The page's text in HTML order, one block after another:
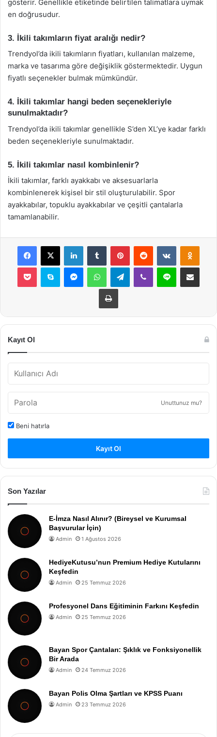
gösterir. Genellikle etiketinde belirtilen talimatlara uymak
en doğrusudur.
3. İkili takımların fiyat aralığı nedir?
Trendyol’da ikili takımların fiyatları, kullanılan malzeme,
marka ve tasarıma göre değişiklik göstermektedir. Uygun
fiyatlı seçenekler bulmak mümkündür.
4. İkili takımlar hangi beden seçenekleriyle
sunulmaktadır?
Trendyol’da ikili takımlar genellikle S’den XL’ye kadar farklı
beden seçenekleriyle sunulmaktadır.
5. İkili takımlar nasıl kombinlenir?
İkili takımlar, farklı ayakkabı ve aksesuarlarla
kombinlenerek kişisel bir stil oluşturulabilir. Spor
ayakkabılar, topuklu ayakkabılar ve çeşitli çantalarla
tamamlanabilir.
Facebook
X LinkedInTumblr PinterestReddit VKontakte
Pocket Skype MessengerWhatsAppTelegramViber Line E-Posta ile
Yazdır
Kayıt Ol
Unuttunuz mu?
Beni hatırla
Kayıt Ol
Son Yazılar
E-İmza Nasıl Alınır? (Bireysel ve Kurumsal
Başvurular İçin)
Admin 1 Ağustos 2026
HediyeKutusu’nun Premium Hediye Kutularını
Keşfedin
Admin 25 Temmuz 2026
Profesyonel Dans Eğitiminin Farkını Keşfedin
Admin 25 Temmuz 2026
Bayan Spor Çantaları: Şıklık ve Fonksiyonellik
Bir Arada
Admin 24 Temmuz 2026
Bayan Polis Olma Şartları ve KPSS Puanı
Admin 23 Temmuz 2026